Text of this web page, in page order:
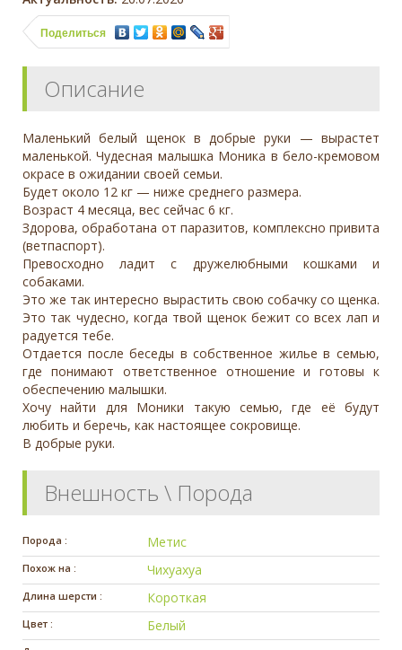
Поделиться
Описание
Маленький белый щенок в добрые руки — вырастет
маленькой. Чудесная малышка Моника в бело-кремовом
окрасе в ожидании своей семьи.
Будет около 12 кг — ниже среднего размера.
Возраст 4 месяца, вес сейчас 6 кг.
Здорова, обработана от паразитов, комплексно привита
(ветпаспорт).
Превосходно ладит с дружелюбными кошками и
собаками.
Это же так интересно вырастить свою собачку со щенка.
Это так чудесно, когда твой щенок бежит со всех лап и
радуется тебе.
Отдается после беседы в собственное жилье в семью,
где понимают ответственное отношение и готовы к
обеспечению малышки.
Хочу найти для Моники такую семью, где её будут
любить и беречь, как настоящее сокровище.
В добрые руки.
Внешность \ Порода
Порода : Метис
Похож на : Чихуахуа
Длина шерсти : Короткая
Цвет : Белый